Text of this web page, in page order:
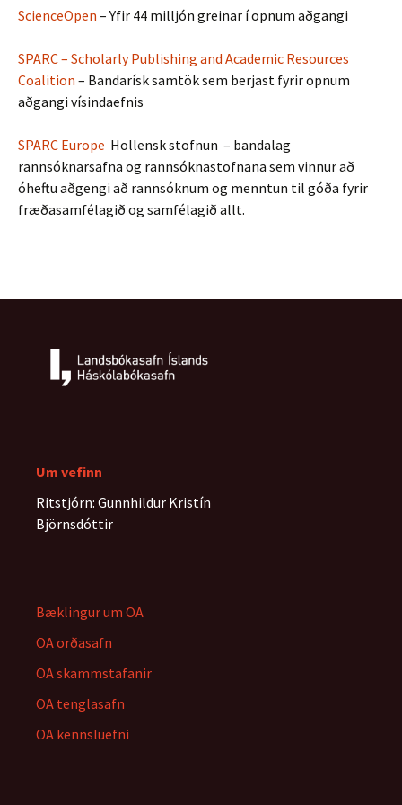
ScienceOpen – Yfir 44 milljón greinar í opnum aðgangi
SPARC – Scholarly Publishing and Academic Resources
Coalition – Bandarísk samtök sem berjast fyrir opnum
aðgangi vísindaefnis
SPARC Europe Hollensk stofnun – bandalag
rannsóknarsafna og rannsóknastofnana sem vinnur að
óheftu aðgengi að rannsóknum og menntun til góða fyrir
fræðasamfélagið og samfélagið allt.
Um vefinn
Ritstjórn: Gunnhildur Kristín
Björnsdóttir
Bæklingur um OA
OA orðasafn
OA skammstafanir
OA tenglasafn
OA kennsluefni